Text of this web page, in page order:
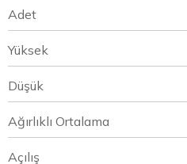
Adet
Yüksek
Düşük
Ağırlıklı Ortalama
Açılış